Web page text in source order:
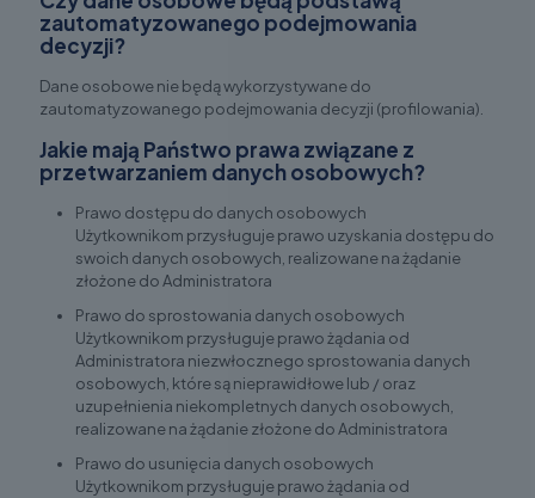
zautomatyzowanego podejmowania
decyzji?
Dane osobowe nie będą wykorzystywane do
zautomatyzowanego podejmowania decyzji (profilowania).
Jakie mają Państwo prawa związane z
przetwarzaniem danych osobowych?
Prawo dostępu do danych osobowych
Użytkownikom przysługuje prawo uzyskania dostępu do
swoich danych osobowych, realizowane na żądanie
złożone do Administratora
Prawo do sprostowania danych osobowych
Użytkownikom przysługuje prawo żądania od
Administratora niezwłocznego sprostowania danych
osobowych, które są nieprawidłowe lub / oraz
uzupełnienia niekompletnych danych osobowych,
realizowane na żądanie złożone do Administratora
Prawo do usunięcia danych osobowych
Użytkownikom przysługuje prawo żądania od